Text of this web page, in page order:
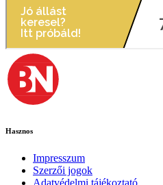
Hasznos
Impresszum
Szerzői jogok
Adatvédelmi tájékoztató